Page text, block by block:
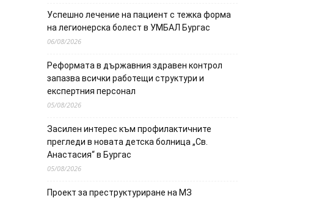
Успешно лечение на пациент с тежка форма
на легионерска болест в УМБАЛ Бургас
06/08/2026
Реформата в държавния здравен контрол
запазва всички работещи структури и
експертния персонал
05/08/2026
Засилен интерес към профилактичните
прегледи в новата детска болница „Св.
Анастасия“ в Бургас
05/08/2026
Проект за преструктуриране на МЗ